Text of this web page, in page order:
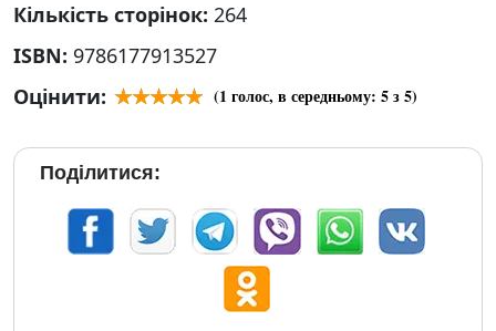
Кількість сторінок: 264
ISBN: 9786177913527
Оцінити:
(1 голос, в середньому: 5з 5)
Поділитися: